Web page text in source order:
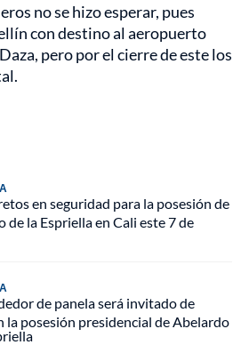
no se hizo esperar, pues
con destino al aeropuerto
pero por el cierre de este los
en seguridad para la posesión de
de la Espriella en Cali este 7 de
de panela será invitado de
la posesión presidencial de Abelardo